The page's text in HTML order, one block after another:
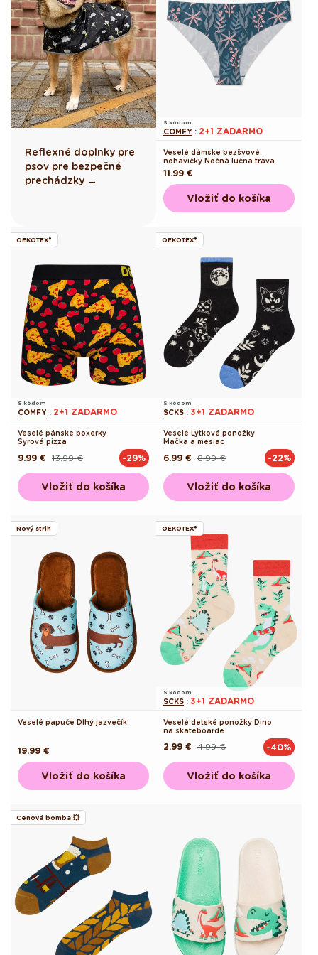
Reflexné doplnky pre
psov pre bezpečné
prechádzky →
S kódom
COMFY : 2+1 ZADARMO
Veselé dámske bezšvové
nohavičky Nočná lúčna tráva
Pôvodná
cena
11.99 €
Vložiť do košíka
OEKOTEX®
S kódom
COMFY : 2+1 ZADARMO
Veselé pánske boxerky
Syrová pizza
Pôvodná13.99 €
Akciová
9.99 € -29%
Vložiť do košíka
OEKOTEX®
S kódom
SCKS : 3+1 ZADARMO
Veselé Lýtkové ponožky
Mačka a mesiac
Pôvodná8.99 €
Akciová
6.99 € -22%
Vložiť do košíka
Nový strih
Veselé papuče Dlhý jazvečík
Pôvodná
cena
19.99 €
Vložiť do košíka
OEKOTEX®
S kódom
SCKS : 3+1 ZADARMO
Veselé detské ponožky Dino
na skateboarde
Pôvodná4.99 €
Akciová
2.99 € -40%
Vložiť do košíka
Cenová bomba 💥